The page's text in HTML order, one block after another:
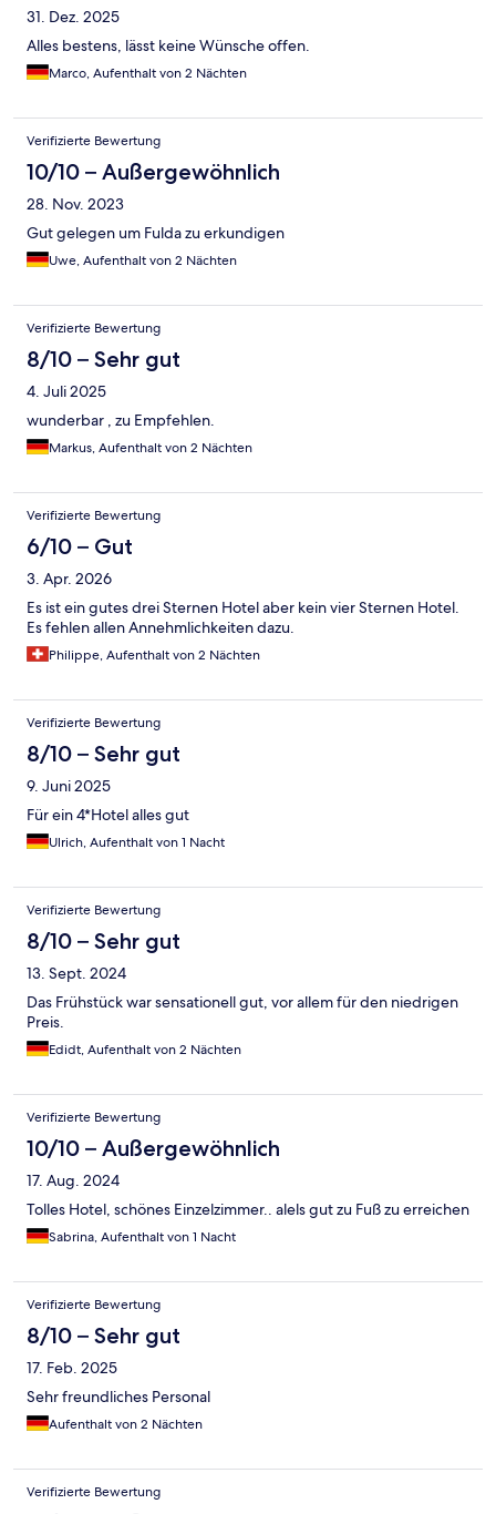
31. Dez. 2025
Alles bestens, lässt keine Wünsche offen.
Marco, Aufenthalt von 2 Nächten
Verifizierte Bewertung
10/10 – Außergewöhnlich
28. Nov. 2023
Gut gelegen um Fulda zu erkundigen
Uwe, Aufenthalt von 2 Nächten
Verifizierte Bewertung
8/10 – Sehr gut
4. Juli 2025
wunderbar , zu Empfehlen.
Markus, Aufenthalt von 2 Nächten
Verifizierte Bewertung
6/10 – Gut
3. Apr. 2026
Es ist ein gutes drei Sternen Hotel aber kein vier Sternen Hotel.
Es fehlen allen Annehmlichkeiten dazu.
Philippe, Aufenthalt von 2 Nächten
Verifizierte Bewertung
8/10 – Sehr gut
9. Juni 2025
Für ein 4*Hotel alles gut
Ulrich, Aufenthalt von 1 Nacht
Verifizierte Bewertung
8/10 – Sehr gut
13. Sept. 2024
Das Frühstück war sensationell gut, vor allem für den niedrigen
Preis.
Edidt, Aufenthalt von 2 Nächten
Verifizierte Bewertung
10/10 – Außergewöhnlich
17. Aug. 2024
Tolles Hotel, schönes Einzelzimmer.. alels gut zu Fuß zu erreichen
Sabrina, Aufenthalt von 1 Nacht
Verifizierte Bewertung
8/10 – Sehr gut
17. Feb. 2025
Sehr freundliches Personal
Aufenthalt von 2 Nächten
Verifizierte Bewertung